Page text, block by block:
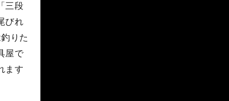
三段
びれ
りた
屋で
ます